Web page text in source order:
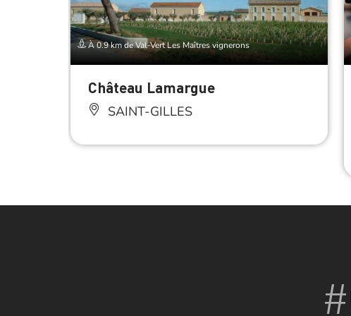
À 0.9 km de Val-Vert Les Maîtres vignerons
Château Lamargue
SAINT-GILLES
#